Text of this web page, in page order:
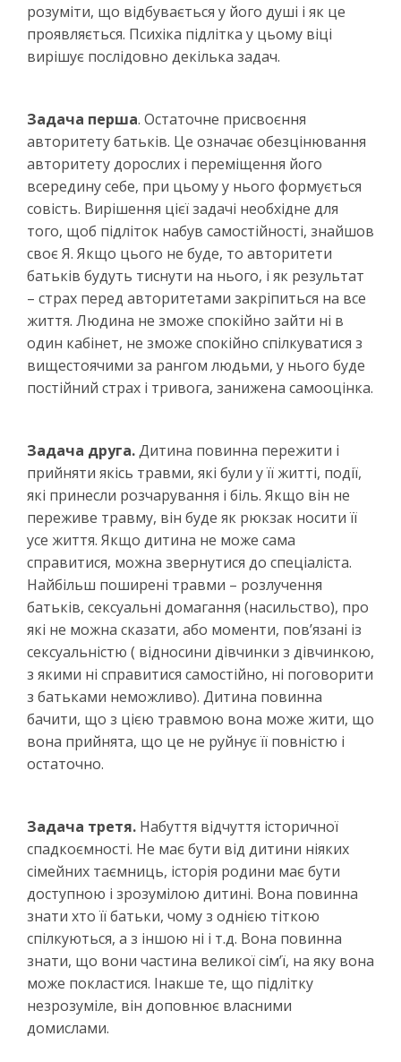
розуміти, що відбувається у його душі і як це
проявляється. Психіка підлітка у цьому віці
вирішує послідовно декілька задач.
Задача перша. Остаточне присвоєння
авторитету батьків. Це означає обезцінювання
авторитету дорослих і переміщення його
всередину себе, при цьому у нього формується
совість. Вирішення цієї задачі необхідне для
того, щоб підліток набув самостійності, знайшов
своє Я. Якщо цього не буде, то авторитети
батьків будуть тиснути на нього, і як результат
– страх перед авторитетами закріпиться на все
життя. Людина не зможе спокійно зайти ні в
один кабінет, не зможе спокійно спілкуватися з
вищестоячими за рангом людьми, у нього буде
постійний страх і тривога, занижена самооцінка.
Задача друга.Дитина повинна пережити і
прийняти якісь травми, які були у її житті, події,
які принесли розчарування і біль. Якщо він не
переживе травму, він буде як рюкзак носити її
усе життя. Якщо дитина не може сама
справитися, можна звернутися до спеціаліста.
Найбільш поширені травми – розлучення
батьків, сексуальні домагання (насильство), про
які не можна сказати, або моменти, пов’язані із
сексуальністю ( відносини дівчинки з дівчинкою,
з якими ні справитися самостійно, ні поговорити
з батьками неможливо). Дитина повинна
бачити, що з цією травмою вона може жити, що
вона прийнята, що це не руйнує її повністю і
остаточно.
Задача третя. Набуття відчуття історичної
спадкоємності. Не має бути від дитини ніяких
сімейних таємниць, історія родини має бути
доступною і зрозумілою дитині. Вона повинна
знати хто її батьки, чому з однією тіткою
спілкуються, а з іншою ні і т.д. Вона повинна
знати, що вони частина великої сім’ї, на яку вона
може покластися. Інакше те, що підлітку
незрозуміле, він доповнює власними
домислами.